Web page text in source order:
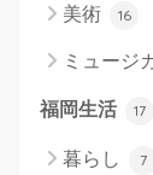
美術 16
ミュージ
福岡生活 17
暮らし 7